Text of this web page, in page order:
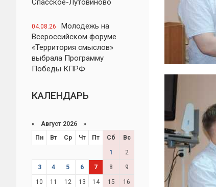
Спасское-Лутовиново
04.08.26
Молодежь на
Всероссийском форуме
«Территория смыслов»
выбрала Программу
Победы КПРФ
КАЛЕНДАРЬ
« Август 2026 »
Пн
Вт Ср Чт Пт Сб Вс
1 2
3 4 5 6 7 8 9
10 11 12 13 14 15 16